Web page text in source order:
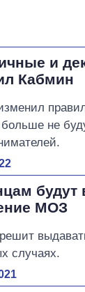
и
Кабмин
не
МОЗ
случаях.